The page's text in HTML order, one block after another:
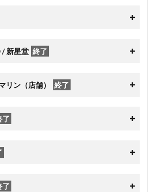
新星堂 終了
リン（店舗） 終了
了
了